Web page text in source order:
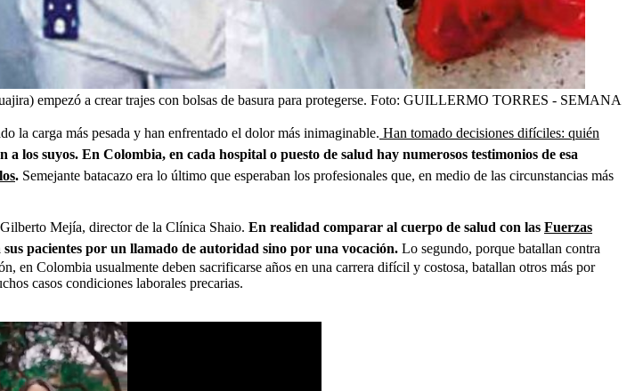
empezó a crear trajes con bolsas de basura para protegerse. Foto: GUILLERMO TORRES - SEMANA
la carga más pesada y han enfrentado el dolor más inimaginable. Han tomado decisiones difíciles: quién
a los suyos. En Colombia, en cada hospital o puesto de salud hay numerosos testimonios de esa
. Semejante batacazo era lo último que esperaban los profesionales que, en medio de las circunstancias más
Mejía, director de la Clínica Shaio. En realidad comparar al cuerpo de salud con las Fuerzas
pacientes por un llamado de autoridad sino por una vocación. Lo segundo, porque batallan contra
en Colombia usualmente deben sacrificarse años en una carrera difícil y costosa, batallan otros más por
casos condiciones laborales precarias.